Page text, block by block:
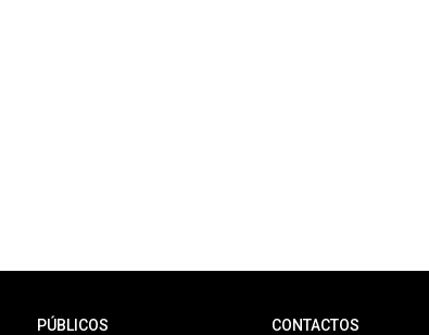
PÚBLICOS CONTACTOS